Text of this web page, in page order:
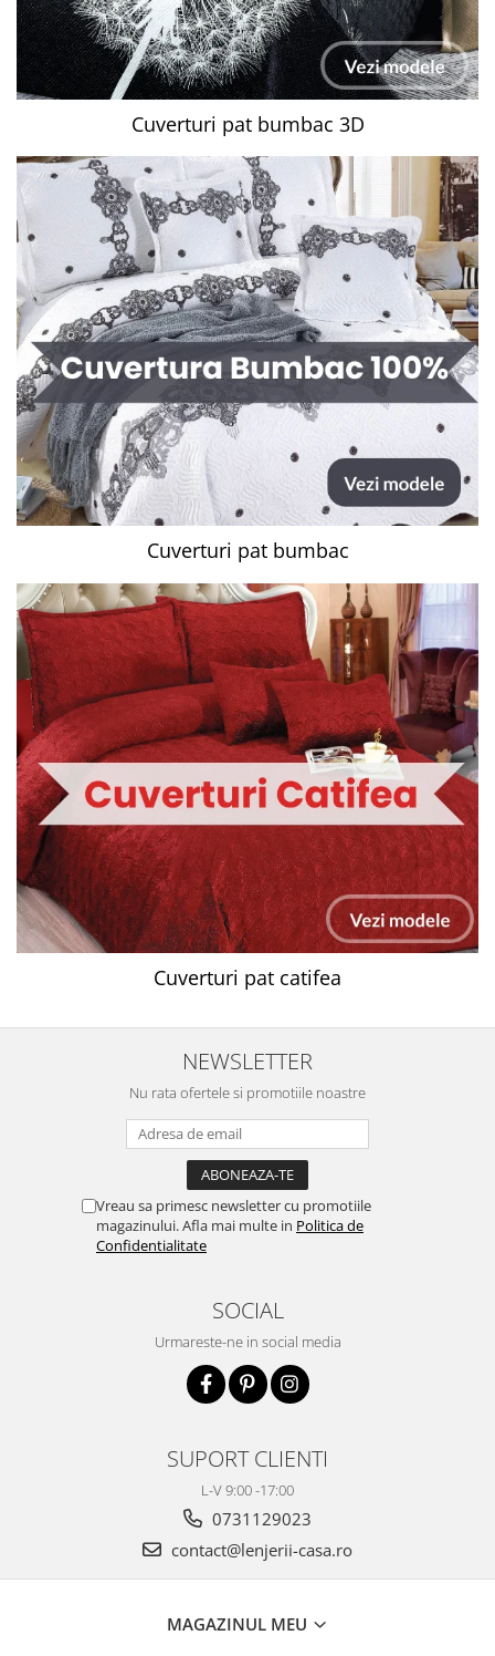
Cuverturi pat bumbac 3D
Cuverturi pat bumbac
Cuverturi pat catifea
NEWSLETTER
Nu rata ofertele si promotiile noastre
Vreau sa primesc newsletter cu promotiile
magazinului. Afla mai multe in Politica de
Confidentialitate
SOCIAL
Urmareste-ne in social media
SUPORT CLIENTI
L-V 9:00 -17:00
0731129023
contact@lenjerii-casa.ro
MAGAZINUL MEU